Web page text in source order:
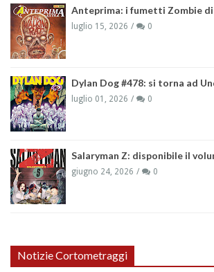
Anteprima: i fumetti Zombie
luglio 15, 2026 0
Dylan Dog #478: si torna ad
luglio 01, 2026 0
Salaryman Z: disponibile il
giugno 24, 2026 0
Notizie Cortometraggi